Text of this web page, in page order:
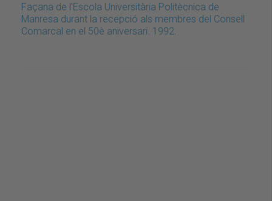
Façana de l'Escola Universitària Politècnica de
Manresa durant la recepció als membres del Consell
Comarcal en el 50è aniversari. 1992.